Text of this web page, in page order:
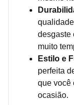
desgaste
muito
Estilo e
perfeita
que você
ocasião.